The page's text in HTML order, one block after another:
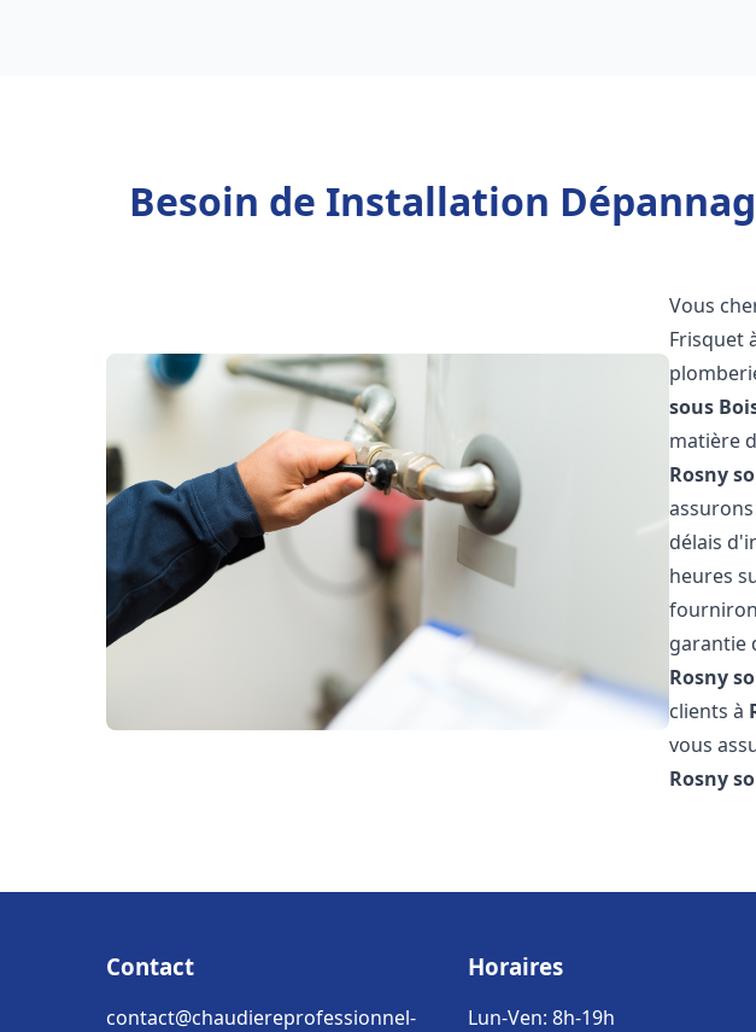
Besoin de Installation
Vous
Frisquet
sous
matière
Rosny
délais
heures
garantie
Rosny
clients à
vous
Rosny
Contact
contact@chaudiereprofessionnel-
Horaires
Lun-Ven: 8h-19h